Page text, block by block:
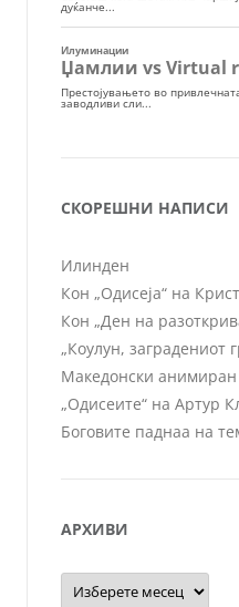
СКОРЕШНИ НАПИСИ
Илинден
Кон „Одисеја“ на
Кон „Ден на
„Коулун, заградениот
Македонски
„Одисеите“ на Артур
Боговите паднаа на
АРХИВИ
Архиви